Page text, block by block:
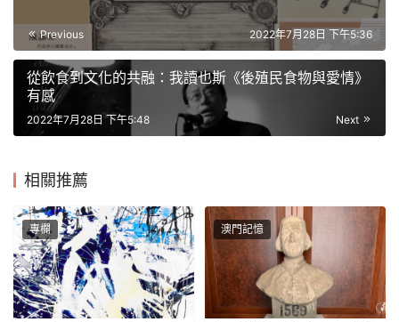
Previous 2022年7月28日 下午5:36
從飲食到文化的共融：我讀也斯《後殖民食物與愛情》
有感
Next
2022年7月28日 下午5:48
相關推薦
專欄 澳門記憶